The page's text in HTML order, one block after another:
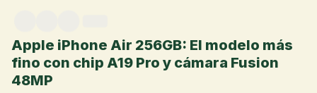
Apple iPhone Air 256GB: El modelo más
fino con chip A19 Pro y cámara Fusion
48MP